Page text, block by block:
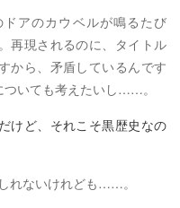
アのカウベルが鳴るたび
再現されるのに、タイトル
から、矛盾しているんです
いても考えたいし……。
けど、それこそ黒歴史なの
れないけれども……。